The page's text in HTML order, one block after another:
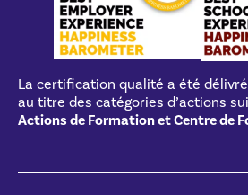
La certification qualité a été
au titre des catégories d’actions
Actions de Formation et Centre de